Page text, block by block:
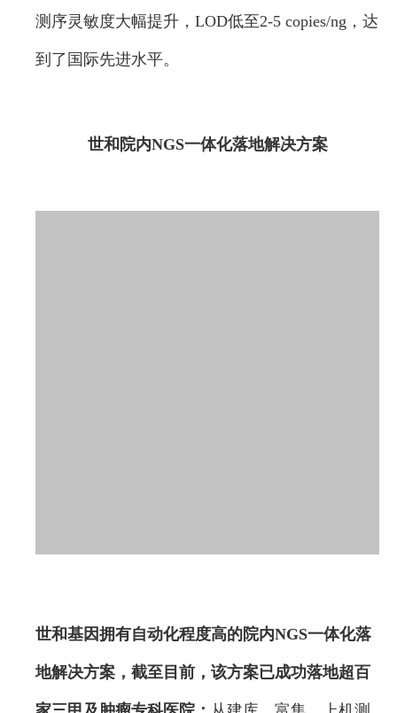
测序灵敏度大幅提升，LOD低至2-5 copies/ng，达
到了国际先进水平。
世和院内NGS一体化落地解决方案
世和基因拥有自动化程度高的院内NGS一体化落
地解决方案，截至目前，该方案已成功落地超百